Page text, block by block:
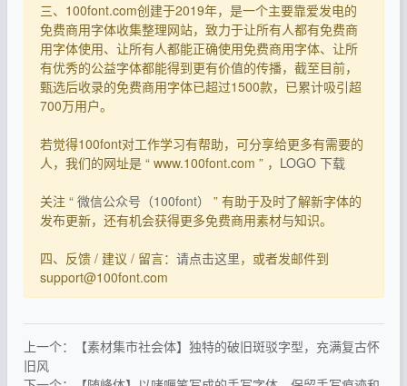
三、100font.com创建于2019年，是一个主要靠爱发电的
免费商用字体收集整理网站，致力于让所有人都有免费商
用字体使用、让所有人都能正确使用免费商用字体、让所
有优秀的公益字体都能得到更有价值的传播，截至目前，
甄选后收录的免费商用字体已超过1500款，已累计吸引超
700万用户。
若觉得100font对工作学习有帮助，可分享给更多有需要的
人，我们的网址是 “ www.100font.com ” ， LOGO 下载
关注 “ 微信公众号（100font）
” 有助于及时了解新字体的
发布更新，还有机会获得更多免费商用素材与知识。
四、反馈 / 建议 / 留言： 请点击这里，或者发邮件到
support@100font.com
上一个：【素材集市社会体】独特的破旧斑驳字型，充满复古怀
旧风